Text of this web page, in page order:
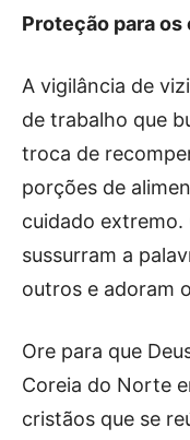
Proteção para
A vigilância de
de trabalho que
troca de
porções de
cuidado extremo.
sussurram a
outros e adoram
Ore para que
Coreia do Norte
cristãos que se